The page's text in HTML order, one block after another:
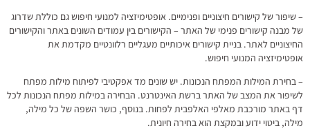
– שיפור של קישורים חיצוניים ופנימיים. אופטימיזציה למנועי חיפוש גם כוללת שדרוג
של מבנה קישורים פנימי של האתר – הקישורים בין עמודים השונים באתר והקישורים
החיצוניים לאתר. בניית קישורים איכותיים מעגליים רלוונטיים מקדמת את
אופטימיזציה המנועי חיפוש.
– בחירת המילות המפתח הנכונות. יש שונים מד אפקטיבי לפיתוח מילות מפתח
לשיפור את המצב של האתר ברשת האינטרנט. הבחירה במילות מפתח הנכונות לכל
דף באתר מורכבת מאלפי האלפבית לפחות. בנוסף, כושר השפה של כל מילה,
מילה, ביטוי ידוע ובמקצת הוא בחירה חיונית.